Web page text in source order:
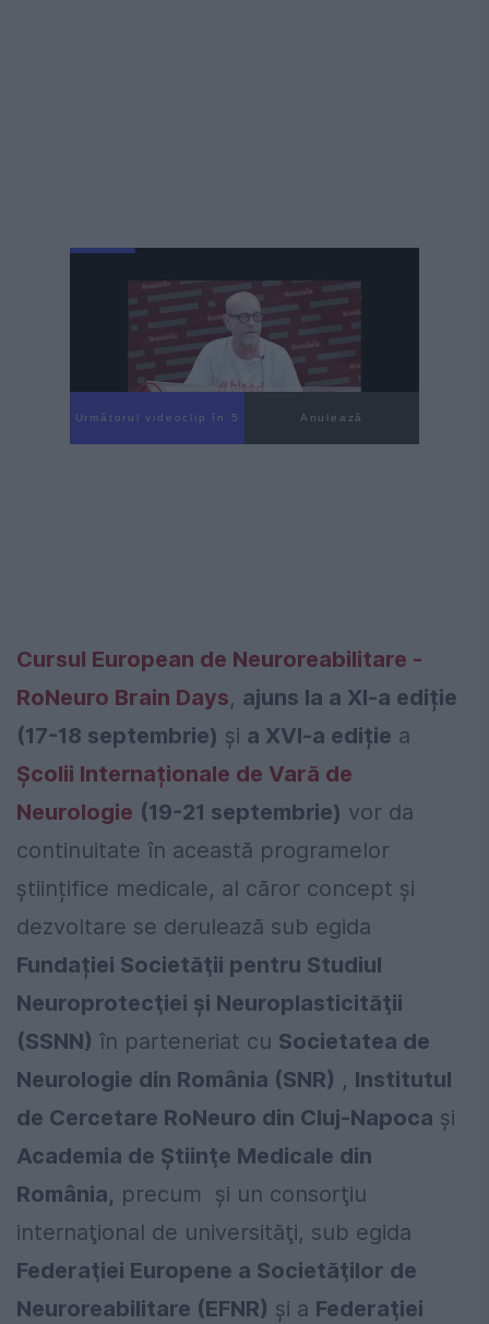
Următorul videoclip în 4 Anulează
Cursul European de Neuroreabilitare -
RoNeuro Brain Days, ajuns la a XI-a ediție
(17-18 septembrie) și a XVI-a ediție a
Școlii Internaționale de Vară de
Neurologie (19-21 septembrie) vor da
continuitate în această programelor
științifice medicale, al căror concept și
dezvoltare se derulează sub egida
Fundației Societăţii pentru Studiul
Neuroprotecţiei şi Neuroplasticităţii
(SSNN) în parteneriat cu Societatea de
Neurologie din România (SNR) , Institutul
de Cercetare RoNeuro din Cluj-Napoca și
Academia de Ştiinţe Medicale din
România, precum şi un consorţiu
internaţional de universităţi, sub egida
Federaţiei Europene a Societăţilor de
Neuroreabilitare (EFNR) şi a Federaţiei